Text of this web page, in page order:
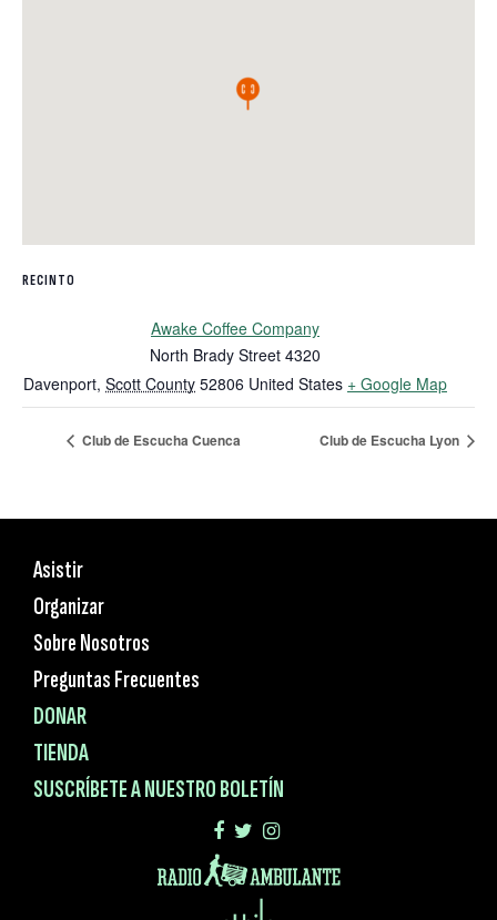
RECINTO
Awake Coffee Company
North Brady Street 4320
Davenport, Scott County 52806 United States + Google Map
Club de Escucha Cuenca Club de Escucha Lyon
Asistir
Organizar
Sobre Nosotros
Preguntas Frecuentes
DONAR
TIENDA
SUSCRÍBETE A NUESTRO BOLETÍN